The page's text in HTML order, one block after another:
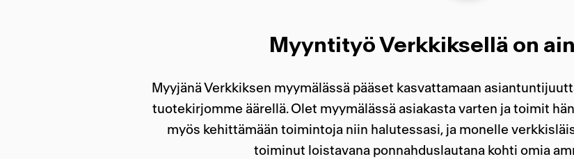
Myyntityö Verkkiksellä on
Myyjänä Verkkiksen myymälässä pääset kasvattamaan
tuotekirjomme äärellä. Olet myymälässä asiakasta varten ja toimit
myös kehittämään toimintoja niin halutessasi, ja monelle
toiminut loistavana ponnahduslautana kohti omia